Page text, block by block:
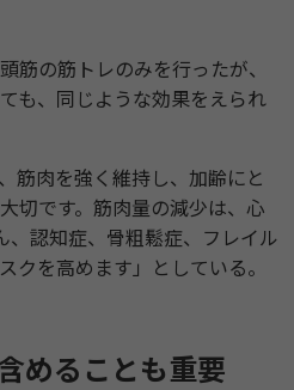
筋の筋トレのみを行ったが、
も、同じような効果をえられ
筋肉を強く維持し、加齢にと
切です。筋肉量の減少は、心
、認知症、骨粗鬆症、フレイル
クを高めます」としている。
めることも重要